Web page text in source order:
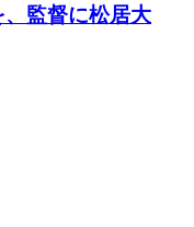
監督に松居大